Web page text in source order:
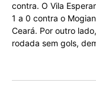
contra. O Vila
1 a 0 contra o
Ceará. Por outro
rodada sem gols,